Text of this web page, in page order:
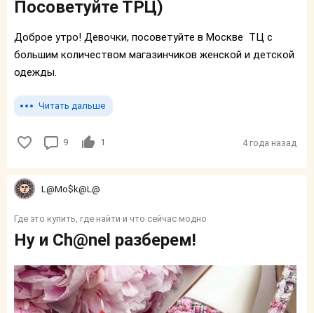
Посоветуйте ТРЦ)
Доброе утро! Девочки, посоветуйте в Москве ТЦ с
большим количеством магазинчиков женской и детской
одежды.
Читать дальше
9 1 4 года назад
L@Mo$k@L@
Где это купить, где найти и что сейчас модно
Ну и Ch@nel разберем!